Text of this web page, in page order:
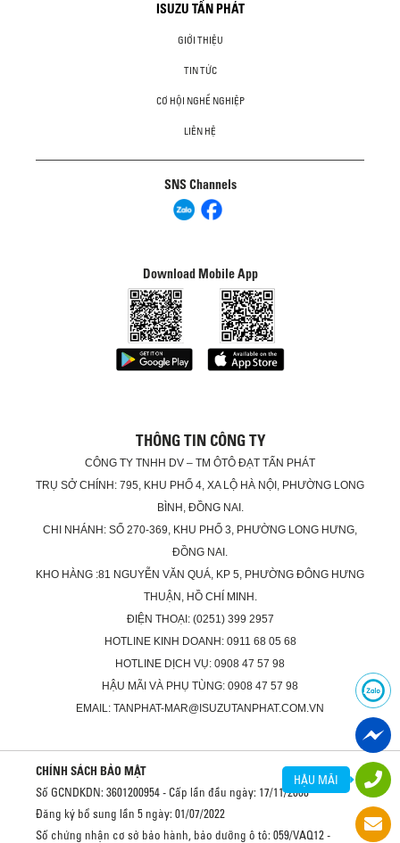
ISUZU TẤN PHÁT
GIỚI THIỆU
TIN TỨC
CƠ HỘI NGHỀ NGHIỆP
LIÊN HỆ
SNS Channels
Download Mobile App
THÔNG TIN CÔNG TY
CÔNG TY TNHH DV – TM ÔTÔ ĐẠT TẤN PHÁT
TRỤ SỞ CHÍNH: 795, KHU PHỐ 4, XA LỘ HÀ NỘI, PHƯỜNG LONG
BÌNH, ĐỒNG NAI.
CHI NHÁNH: SỐ 270-369, KHU PHỐ 3, PHƯỜNG LONG HƯNG,
ĐỒNG NAI.
KHO HÀNG :81 NGUYỄN VĂN QUÁ, KP 5, PHƯỜNG ĐÔNG HƯNG
THUẬN, HỒ CHÍ MINH.
ĐIỆN THOẠI: (0251) 399 2957
HOTLINE KINH DOANH: 0911 68 05 68
HOTLINE DỊCH VỤ: 0908 47 57 98
HẬU MÃI VÀ PHỤ TÙNG: 0908 47 57 98
EMAIL: TANPHAT-MAR@ISUZUTANPHAT.COM.VN
CHÍNH SÁCH BẢO MẬT
Số GCNDKDN: 3601200954 - Cấp lần đầu ngày: 17/11/2008
Đăng ký bổ sung lần 5 ngày: 01/07/2022
Số chứng nhận cơ sở bảo hành, bảo dưỡng ô tô: 059/VAQ12 -
HẬU MÃI